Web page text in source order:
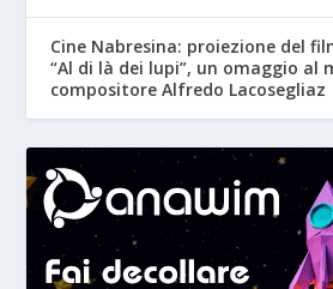
Cine Nabresina: proiezione del
“Al di là dei lupi”, un omaggio al
compositore Alfredo Lacosegliaz